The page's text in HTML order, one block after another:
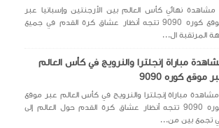
مشاهدة نهائي كأس العالم بين الأرجنتين وإسبانيا عبر
موقع كوره 9090 تتجه أنظار عشاق كرة القدم في جميع
المرتقبة ال...
مباراة إنجلترا والنرويج في كأس العالم
موقع كوره 9090
مشاهدة مباراة إنجلترا والنرويج في كأس العالم عبر موقع
كوره 9090 تتجه أنظار عشاق كرة القدم حول العالم إلى
تجمع بين من...